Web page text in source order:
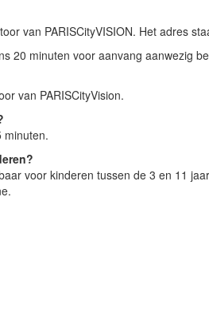
van PARISCityVISION. Het adres
20 minuten voor aanvang aanwezig
van PARISCityVision.
minuten.
voor kinderen tussen de 3 en 11